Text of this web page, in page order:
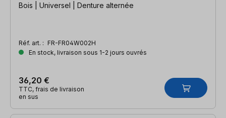
Bois | Universel | Denture alternée
Réf. art. : FR-FR04W002H
En stock, livraison sous 1-2 jours ouvrés
36,20 €
TTC, frais de livraison
en sus